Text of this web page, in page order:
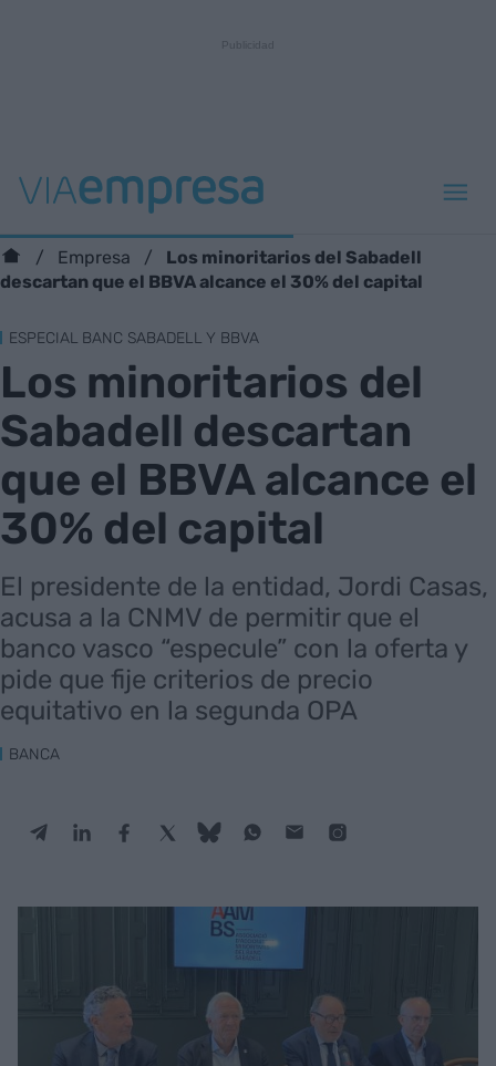
Empresa
Los minoritarios del Sabadell
descartan que el BBVA alcance el 30% del capital
ESPECIAL BANC SABADELL Y BBVA
Los minoritarios del
Sabadell descartan
que el BBVA alcance el
30% del capital
El presidente de la entidad, Jordi Casas,
acusa a la CNMV de permitir que el
banco vasco “especule” con la oferta y
pide que fije criterios de precio
equitativo en la segunda OPA
BANCA